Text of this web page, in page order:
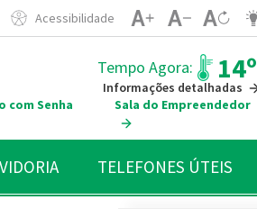
Acessibilidade
Tempo Agora: 14º
Informações detalhadas
com Senha
Sala do Empreendedor
TELEFONES ÚTEIS